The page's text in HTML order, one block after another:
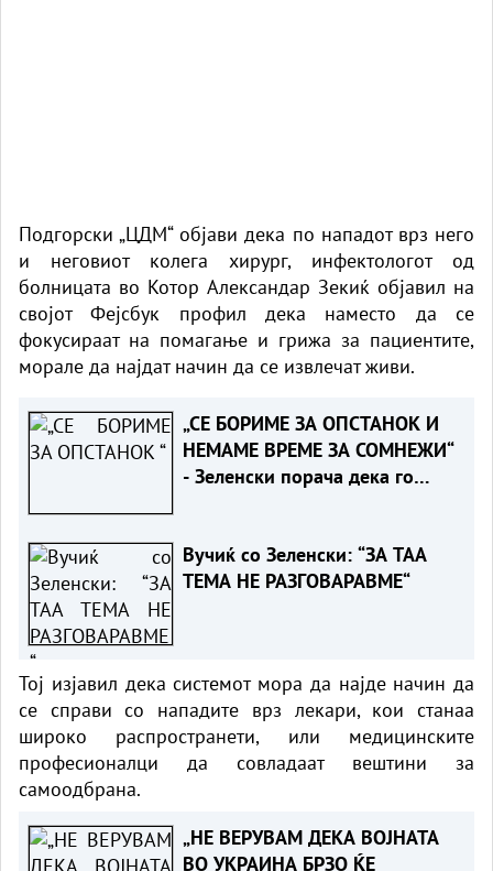
Подгорски „ЦДМ“објави дека по нападот врз него
и неговиот колега хирург, инфектологот од
болницата во Котор Александар Зекиќ објавил на
својот Фејсбук профил дека наместо да се
фокусираат на помагање и грижа за пациентите,
морале да најдат начин да се извлечат живи.
„СЕ БОРИМЕ ЗА ОПСТАНОК И
НЕМАМЕ ВРЕМЕ ЗА СОМНЕЖИ“
- Зеленски порача дека го
Вучиќ со Зеленски: “ЗА ТАА
ТЕМА НЕ РАЗГОВАРАВМЕ“
Тој изјавил дека системот мора да најде начин да
се справи со нападите врз лекари, кои станаа
широко распространети, или медицинските
професионалци да совладаат вештини за
самоодбрана.
„НЕ ВЕРУВАМ ДЕКА ВОЈНАТА
ВО УКРАИНА БРЗО ЌЕ